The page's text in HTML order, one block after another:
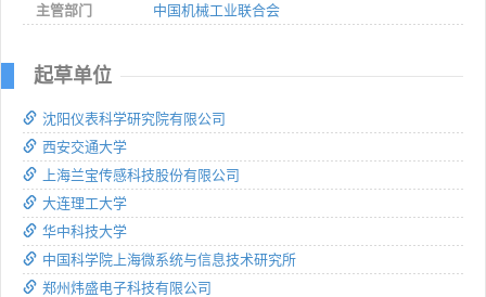
主管部门
中国机械工业联合会
起草单位
沈阳仪表科学研究院有限公司
西安交通大学
上海兰宝传感科技股份有限公司
大连理工大学
华中科技大学
中国科学院上海微系统与信息技术研究所
郑州炜盛电子科技有限公司